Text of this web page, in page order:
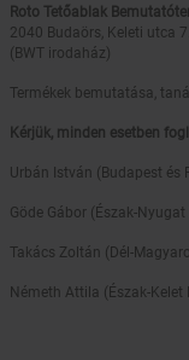
Roto Tetőablak
2040 Budaörs, Keleti utca 7.
(BWT irodaház)
Termékek bemutatása,
Kérjük, minden esetben
Urbán István (Budapest és
Göde Gábor (Észak-
Takács Zoltán (Dél-
Németh Attila (Észak-